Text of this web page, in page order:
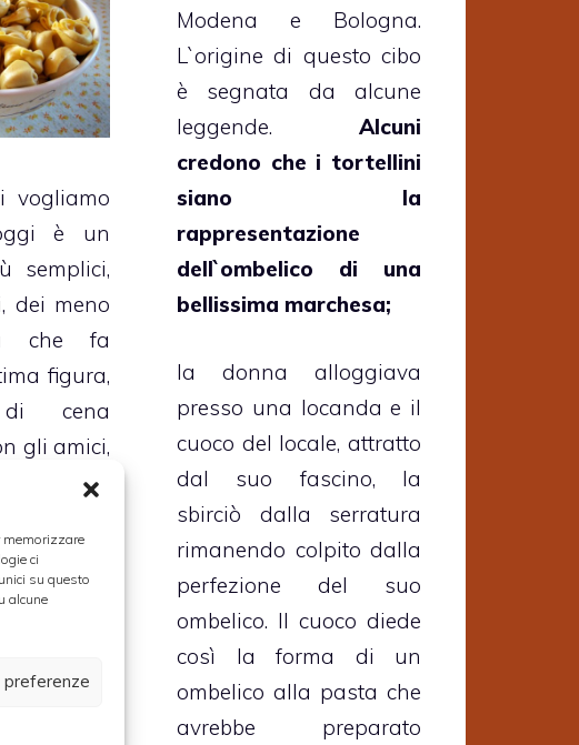
memorizzare
ci
su questo
alcune
preferenze
vogliamo
è un
semplici,
dei meno
che fa
figura,
cena
gli amici,
molto
dei
Modena e Bologna.
L`origine di questo cibo
è segnata da alcune
leggende. Alcuni
credono che i tortellini
siano la
rappresentazione
dell`ombelico di una
bellissima marchesa;
la donna alloggiava
presso una locanda e il
cuoco del locale, attratto
dal suo fascino, la
sbirciò dalla serratura
rimanendo colpito dalla
perfezione del suo
ombelico. Il cuoco diede
così la forma di un
ombelico alla pasta che
avrebbe preparato